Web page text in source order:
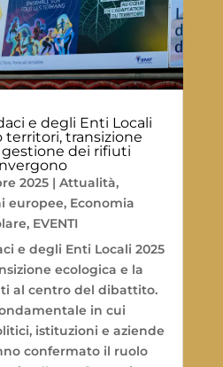
e degli Enti Locali
territori, transizione
dei rifiuti
2025 |Attualità,
europee, Economia
, EVENTI
e degli Enti Locali 2025
ecologica e la
al centro del dibattito.
in cui
istituzioni e aziende
confermato il ruolo